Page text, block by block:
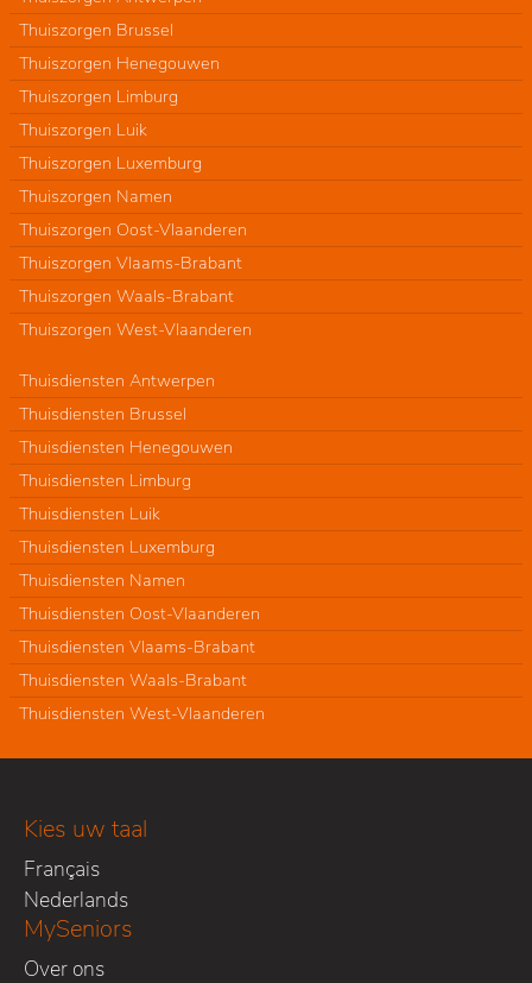
Thuiszorgen Brussel
Thuiszorgen Henegouwen
Thuiszorgen Limburg
Thuiszorgen Luik
Thuiszorgen Luxemburg
Thuiszorgen Namen
Thuiszorgen Oost-Vlaanderen
Thuiszorgen Vlaams-Brabant
Thuiszorgen Waals-Brabant
Thuiszorgen West-Vlaanderen
Thuisdiensten Antwerpen
Thuisdiensten Brussel
Thuisdiensten Henegouwen
Thuisdiensten Limburg
Thuisdiensten Luik
Thuisdiensten Luxemburg
Thuisdiensten Namen
Thuisdiensten Oost-Vlaanderen
Thuisdiensten Vlaams-Brabant
Thuisdiensten Waals-Brabant
Thuisdiensten West-Vlaanderen
Kies uw taal
Français
Nederlands
MySeniors
Over ons